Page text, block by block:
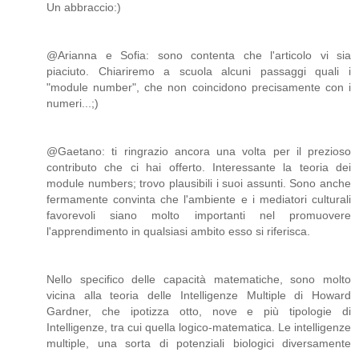
Un abbraccio:)
@Arianna e Sofia: sono contenta che l'articolo vi sia
piaciuto. Chiariremo a scuola alcuni passaggi quali i
"module number", che non coincidono precisamente con i
numeri...;)
@Gaetano: ti ringrazio ancora una volta per il prezioso
contributo che ci hai offerto. Interessante la teoria dei
module numbers; trovo plausibili i suoi assunti. Sono anche
fermamente convinta che l'ambiente e i mediatori culturali
favorevoli siano molto importanti nel promuovere
l'apprendimento in qualsiasi ambito esso si riferisca.
Nello specifico delle capacità matematiche, sono molto
vicina alla teoria delle Intelligenze Multiple di Howard
Gardner, che ipotizza otto, nove e più tipologie di
Intelligenze, tra cui quella logico-matematica. Le intelligenze
multiple, una sorta di potenziali biologici diversamente